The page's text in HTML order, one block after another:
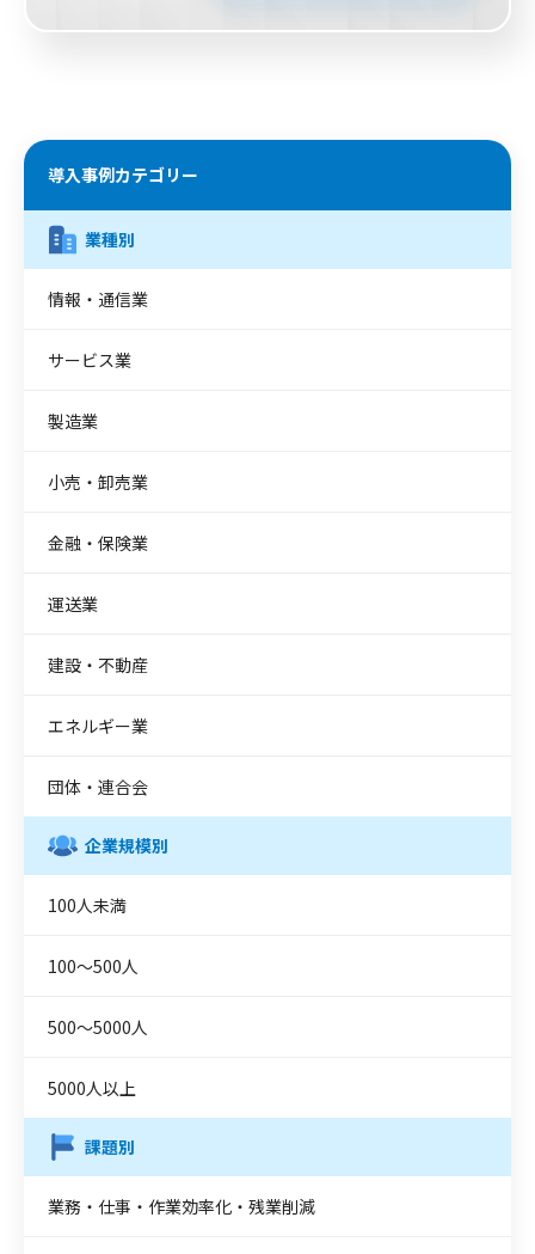
導入事例カテゴリー
業種別
情報・通信業
サービス業
製造業
小売・卸売業
金融・保険業
運送業
建設・不動産
エネルギー業
団体・連合会
企業規模別
100人未満
100〜500人
500〜5000人
5000人以上
課題別
業務・仕事・作業効率化・残業削減